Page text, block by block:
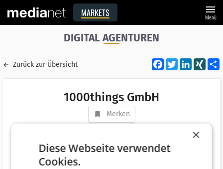
MARKETS menu
Menü
DIGITAL AGENTUREN
Zurück zur Übersicht Facebook
Twitter XING
1000things GmbH
Merken
AT 1070 Wien
Telefonnummer +43 (676) 55 32 083
×
Diese Webseite verwendet
Cookies.